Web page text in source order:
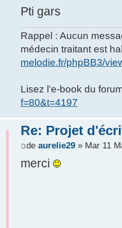
Pti gars
Rappel : Aucun
médecin traitant est
melodie.fr/phpBB3/
Lisez l'e-book du
f=80&t=4197
Re: Projet
de aurelie29» Mar 11
merci